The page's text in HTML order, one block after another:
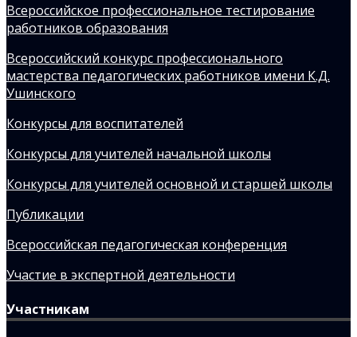
Всероссийское профессиональное тестирование
работников образования
Всероссийский конкурс профессионального
мастерства педагогических работников имени К.Д.
Ушинского
Конкурсы для воспитателей
Конкурсы для учителей начальной школы
Конкурсы для учителей основной и старшей школы
Публикации
Всероссийская педагогическая конференция
Участие в экспертной деятельности
Участникам